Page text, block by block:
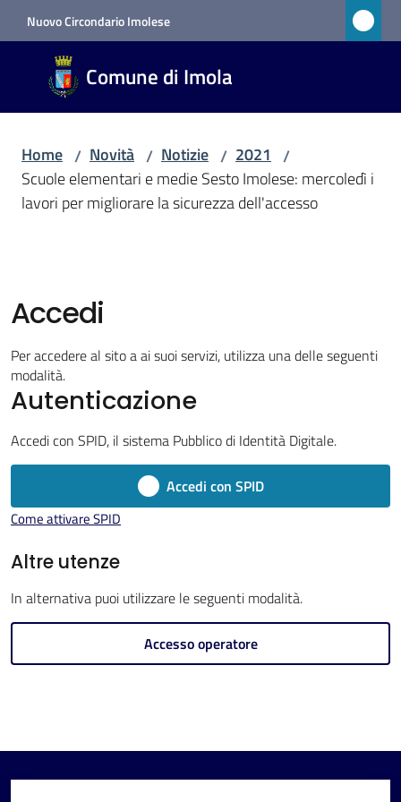
Vai al contenuto
Vai alla navigazione
Vai al footer
Nuovo Circondario Imolese
Comune di Imola
Comune
di Imola
RETE
Amministrazione
Vivere
Imola
V
t
m
Home / Novità / Notizie / 2021 /
Scuole elementari e medie Sesto Imolese: mercoledì i
lavori per migliorare la sicurezza dell'accesso
Accedi
Per accedere al sito a ai suoi servizi, utilizza una delle seguenti
modalità.
Autenticazione
Accedi con SPID, il sistema Pubblico di Identità Digitale.
Accedi con SPID
Come attivare SPID
Altre utenze
In alternativa puoi utilizzare le seguenti modalità.
Accesso operatore